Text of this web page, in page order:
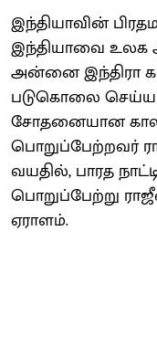
இந்தியாவின்
இந்தியாவை உலக
அன்னை இந்திரா
படுகொலை
சோதனையான
பொறுப்பேற்றவர்
வயதில், பாரத
பொறுப்பேற்று
ஏராளம்.